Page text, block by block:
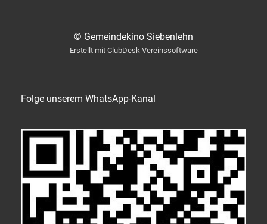
© Gemeindekino Siebenlehn
Erstellt mit ClubDesk Vereinssoftware
Folge unserem WhatsApp-Kanal